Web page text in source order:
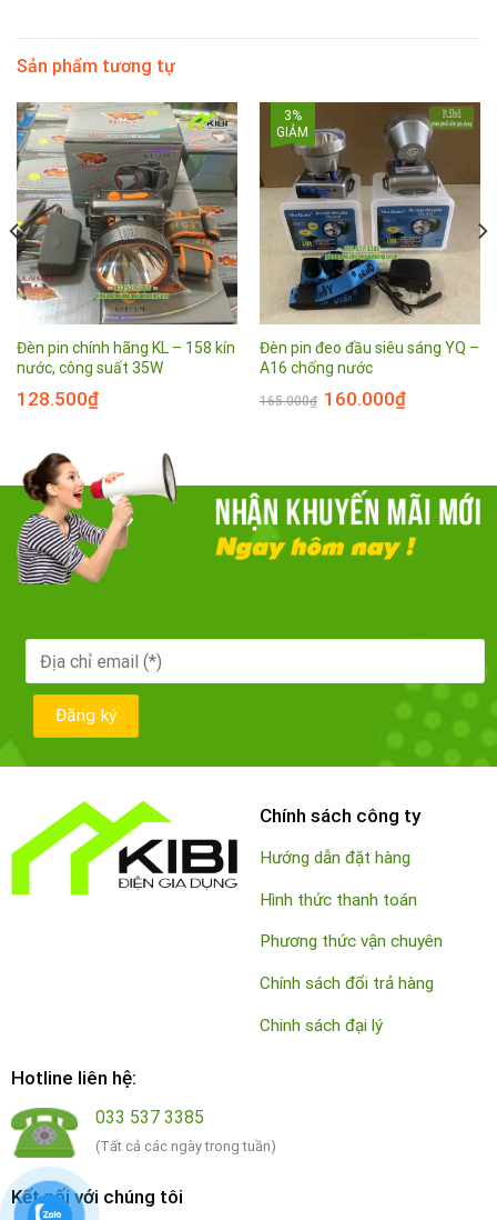
Sản phẩm tương tự
Đèn pin chính hãng KL – 158 kín
nước, công suất 35W
128.500₫
3%
GIẢM
Đèn pin đeo đầu siêu sáng YQ –
A16 chống nước
165.000₫ 160.000₫
Chính sách công ty
Hướng dẫn đặt hàng
Hình thức thanh toán
Phương thức vận chuyên
Chính sách đổi trả hàng
Chinh sách đại lý
Hotline liên hệ:
033 537 3385
(Tất cả các ngày trong tuần)
Kết nối với chúng tôi